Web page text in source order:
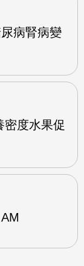
病腎病變
密度水果促